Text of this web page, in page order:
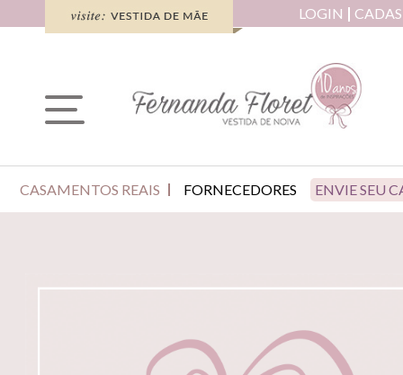
LOGIN
CASAMENTOS REAIS FORNECEDORES ENVIE SEU